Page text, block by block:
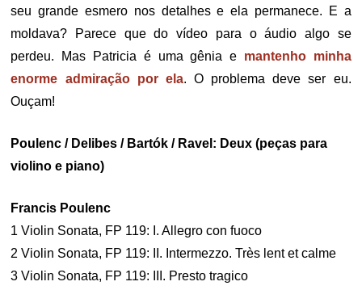
seu grande esmero nos detalhes e ela permanece. E a
moldava? Parece que do vídeo para o áudio algo se
perdeu. Mas Patricia é uma gênia e mantenho minha
enorme admiração por ela. O problema deve ser eu.
Ouçam!
Poulenc / Delibes / Bartók / Ravel: Deux (peças para
violino e piano)
Francis Poulenc
1 Violin Sonata, FP 119: I. Allegro con fuoco
2 Violin Sonata, FP 119: II. Intermezzo. Très lent et calme
3 Violin Sonata, FP 119: III. Presto tragico